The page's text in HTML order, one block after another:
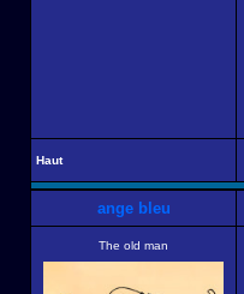
Haut
ange bleu
The old man